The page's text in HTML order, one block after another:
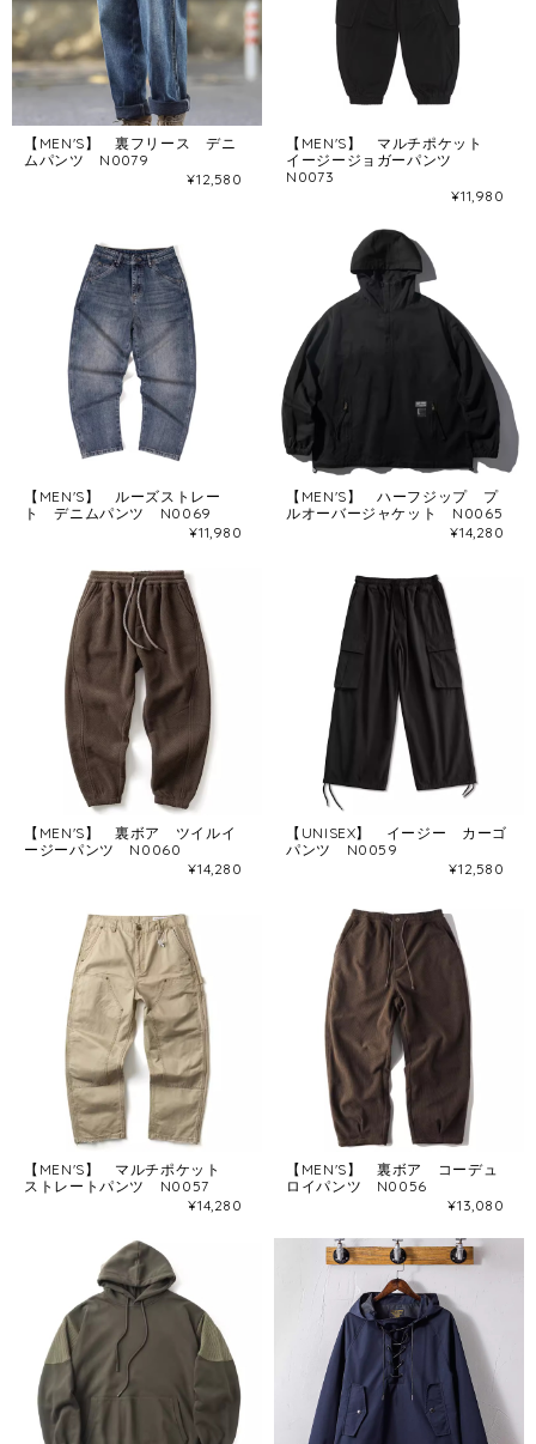
【MEN'S】 裏フリース デニ
ムパンツ N0079
¥12,580
【MEN'S】 マルチポケット
イージージョガーパンツ
N0073
¥11,980
【MEN'S】 ルーズストレー
ト デニムパンツ N0069
¥11,980
【MEN'S】 ハーフジップ プ
ルオーバージャケット N0065
¥14,280
【MEN'S】 裏ボア ツイルイ
ージーパンツ N0060
¥14,280
【UNISEX】 イージー カーゴ
パンツ N0059
¥12,580
【MEN'S】 マルチポケット
ストレートパンツ N0057
¥14,280
【MEN'S】 裏ボア コーデュ
ロイパンツ N0056
¥13,080